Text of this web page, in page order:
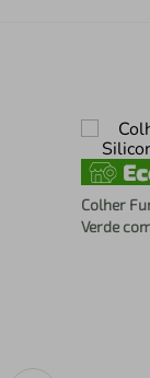
Colher
Verde